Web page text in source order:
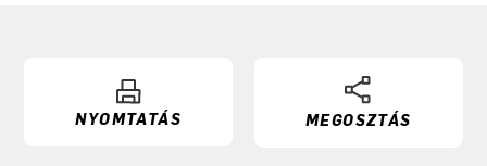
NYOMTATÁS MEGOSZTÁS